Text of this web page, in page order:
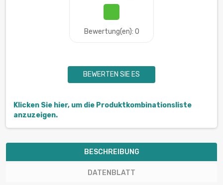
Bewertung(en): 0
BEWERTEN SIE ES
Klicken Sie hier, um die Produktkombinationsliste
anzuzeigen.
BESCHREIBUNG
DATENBLATT